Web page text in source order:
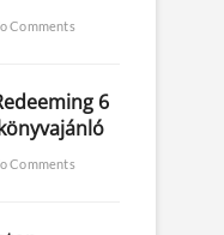
Comments
6
Comments